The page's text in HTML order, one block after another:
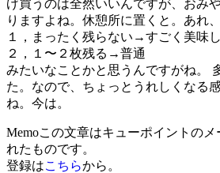
げ買うのは全然いいんですが、おみ
りますよね。休憩所に置くと。あれ
１，まったく残らない→すごく美味
２，１〜２枚残る→普通
みたいなことかと思うんですがね。
た。なので、ちょっとうれしくなる
ね。今は。
Memoこの文章はキューポイントの
れたものです。
登録はこちらから。